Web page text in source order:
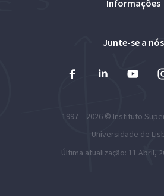
Informações
Junte-se a nós
1997 – 2026 © Instituto
Universidade de
Última atualização: 11 Abril,